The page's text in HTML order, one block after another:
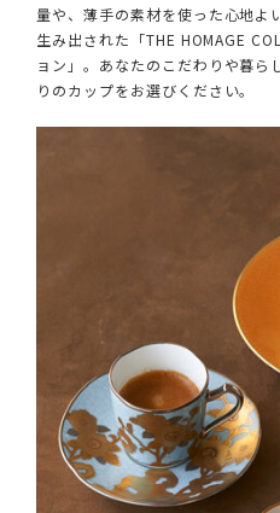
量や、薄手の素材を使った心地よ
生み出された「THE HOMAGE
ョン」。あなたのこだわりや暮ら
りのカップをお選びください。